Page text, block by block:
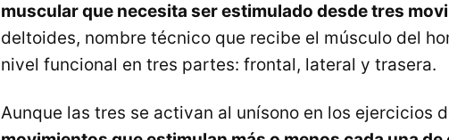
muscular que necesita ser estimulado desde tres
deltoides, nombre técnico que recibe el músculo del
nivel funcional en tres partes: frontal, lateral y trasera.
Aunque las tres se activan al unísono en los ejercicios